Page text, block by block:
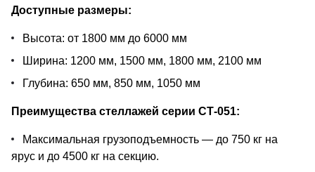
Доступные размеры:
Высота: от 1800 мм до 6000 мм
Ширина: 1200 мм, 1500 мм, 1800 мм, 2100 мм
Глубина: 650 мм, 850 мм, 1050 мм
Преимущества стеллажей серии СТ-051:
Максимальная грузоподъемность — до 750 кг на
ярус и до 4500 кг на секцию.